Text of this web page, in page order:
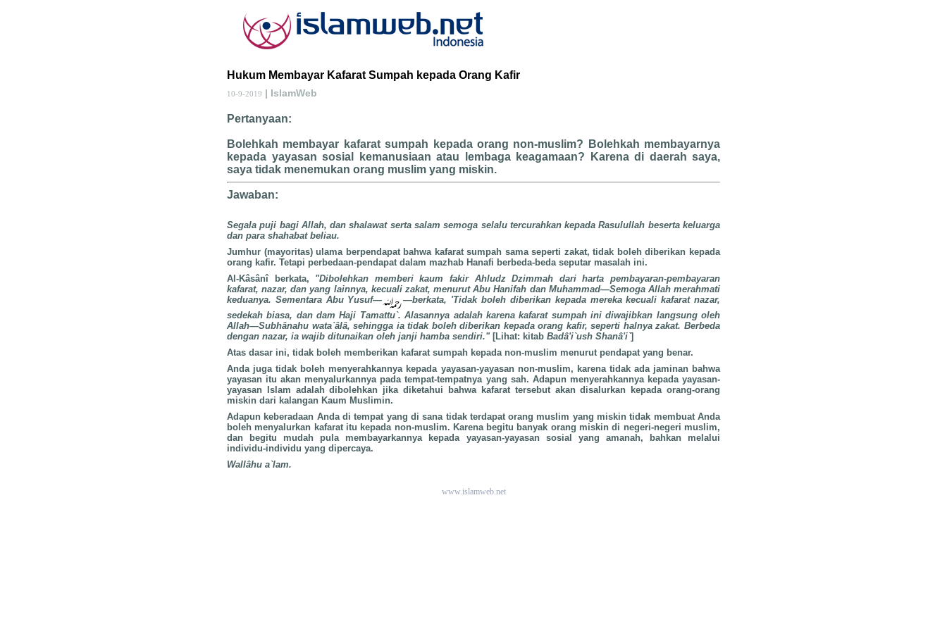
Hukum Membayar Kafarat Sumpah kepada Orang Kafir
10-9-2019 | IslamWeb
Pertanyaan:
Bolehkah membayar kafarat sumpah kepada orang non-muslim? Bolehkah membayarnya
kepada yayasan sosial kemanusiaan atau lembaga keagamaan? Karena di daerah saya,
saya tidak menemukan orang muslim yang miskin.
Jawaban:
Segala puji bagi Allah, dan shalawat serta salam semoga selalu tercurahkan kepada Rasulullah beserta keluarga
dan para shahabat beliau.
Jumhur (mayoritas) ulama berpendapat bahwa kafarat sumpah sama seperti zakat, tidak boleh diberikan kepada
orang kafir. Tetapi perbedaan-pendapat dalam mazhab Hanafi berbeda-beda seputar masalah ini.
Al-Kâsânî berkata, "Dibolehkan memberi kaum fakir Ahludz Dzimmah dari harta pembayaran-pembayaran
kafarat, nazar, dan yang lainnya, kecuali zakat, menurut Abu Hanifah dan Muhammad—Semoga Allah merahmati
keduanya. Sementara Abu Yusuf—
—berkata, 'Tidak boleh diberikan kepada mereka kecuali kafarat nazar,
sedekah biasa, dan dam Haji Tamattu`. Alasannya adalah karena kafarat sumpah ini diwajibkan langsung oleh
Allah—Subhânahu wata`âlâ, sehingga ia tidak boleh diberikan kepada orang kafir, seperti halnya zakat. Berbeda
dengan nazar, ia wajib ditunaikan oleh janji hamba sendiri."[Lihat: kitab Badâ'i`ush Shanâ'i`]
Atas dasar ini, tidak boleh memberikan kafarat sumpah kepada non-muslim menurut pendapat yang benar.
Anda juga tidak boleh menyerahkannya kepada yayasan-yayasan non-muslim, karena tidak ada jaminan bahwa
yayasan itu akan menyalurkannya pada tempat-tempatnya yang sah. Adapun menyerahkannya kepada yayasan-
yayasan Islam adalah dibolehkan jika diketahui bahwa kafarat tersebut akan disalurkan kepada orang-orang
miskin dari kalangan Kaum Muslimin.
Adapun keberadaan Anda di tempat yang di sana tidak terdapat orang muslim yang miskin tidak membuat Anda
boleh menyalurkan kafarat itu kepada non-muslim. Karena begitu banyak orang miskin di negeri-negeri muslim,
dan begitu mudah pula membayarkannya kepada yayasan-yayasan sosial yang amanah, bahkan melalui
individu-individu yang dipercaya.
Wallâhu a`lam.
www.islamweb.net